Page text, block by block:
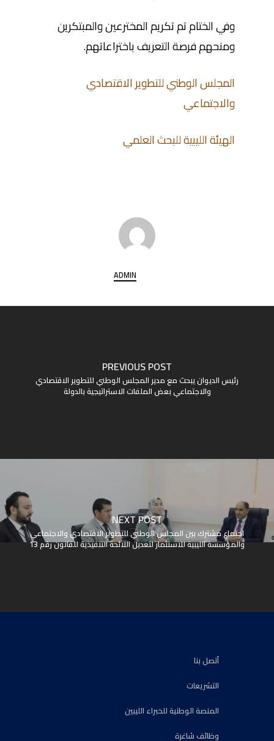
وفي الختام تم تكريم المخترعين والمبتكرين
ومنحهم فرصة التعريف باختراعاتهم.
المجلس الوطني للتطوير الاقتصادي
والاجتماعي
الهيئة الليبية للبحث العلمي
ADMIN
PREVIOUS POST
رئيس الديوان يبحث مع مدير المجلس الوطني للتطوير الاقتصادي
والاجتماعي بعض الملفات الاستراتيجية بالدولة
NEXT POST
اجتماع مشترك بين المجلس الوطني للتطوير الاقتصادي والاجتماعي
والمؤسسة الليبية للاستثمار لتعديل اللائحة التنفيذية للقانون رقم 13
أتصل بنا
التشريعات
المنصة الوطنية للخبراء الليبين
وظائف شاغرة